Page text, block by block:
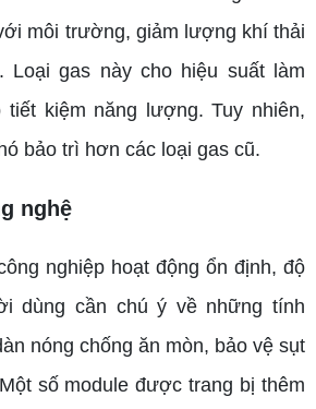
môi trường, giảm lượng khí thải
Loại gas này cho hiệu suất làm
tiết kiệm năng lượng. Tuy nhiên,
bảo trì hơn các loại gas cũ.
nghệ
nghiệp hoạt động ổn định, độ
dùng cần chú ý về những tính
nóng chống ăn mòn, bảo vệ sụt
số module được trang bị thêm